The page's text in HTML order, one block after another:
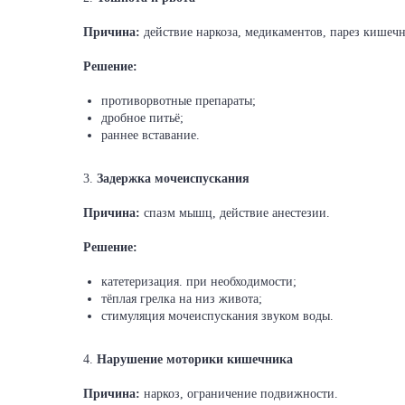
Причина: действие наркоза, медикаментов, парез
Решение:
противорвотные препараты;
дробное питьё;
раннее вставание.
3. Задержка мочеиспускания
Причина: спазм мышц, действие анестезии.
Решение:
катетеризация. при необходимости;
тёплая грелка на низ живота;
стимуляция мочеиспускания звуком воды.
4. Нарушение моторики кишечника
Причина: наркоз, ограничение подвижности.